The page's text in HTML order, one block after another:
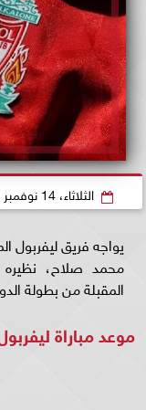
الثلاثاء، 14 نوفمبر 2023
يواجه فريق
محمد صلاح،
المقبلة من بطولة
موعد مباراة